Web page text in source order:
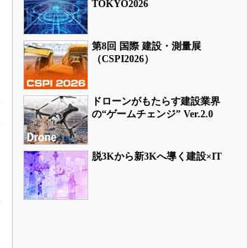
TOKYO2026
第8回 国際 建設・測量展
（CSPI2026）
ドローンがもたらす建設業界
の“ゲームチェンジ” Ver.2.0
脱3Kから新3Kへ導く建設×IT